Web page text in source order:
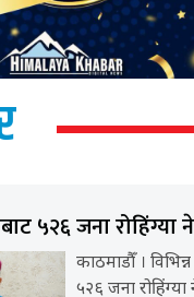
५२६ जना रोहिंग्या
काठमाडौँ ।
५२६ जना